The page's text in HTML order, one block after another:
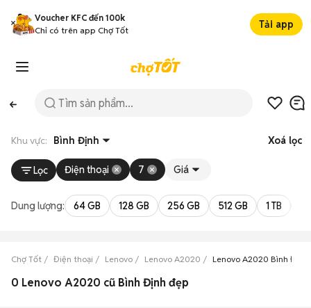
Voucher KFC đến 100k
Chỉ có trên app Chợ Tốt
Tải app
Khu vực: Bình Định Xoá lọc
Lọc Điện thoại 7 Giá
Dung lượng: 64 GB 128 GB 256 GB 512 GB 1 TB
Chợ Tốt Điện thoại Lenovo Lenovo A2020 Lenovo A2020 Bình Định
0 Lenovo A2020 cũ Bình Định đẹp